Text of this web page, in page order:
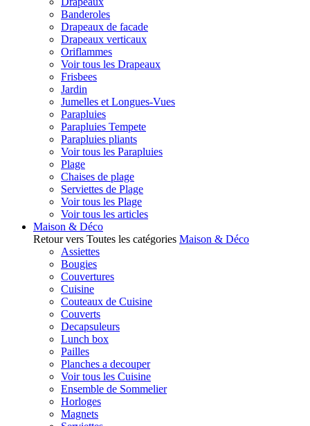
Banderoles
Drapeaux de facade
Drapeaux verticaux
Oriflammes
Voir tous les Drapeaux
Frisbees
Jardin
Jumelles et Longues-Vues
Parapluies
Parapluies Tempete
Parapluies pliants
Voir tous les Parapluies
Plage
Chaises de plage
Serviettes de Plage
Voir tous les Plage
Voir tous les articles
Maison & Déco
Retour vers Toutes les catégories Maison & Déco
Assiettes
Bougies
Couvertures
Cuisine
Couteaux de Cuisine
Couverts
Decapsuleurs
Lunch box
Pailles
Planches a decouper
Voir tous les Cuisine
Ensemble de Sommelier
Horloges
Magnets